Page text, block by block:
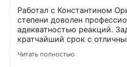
Работал с Константином
степени доволен
адекватностью реакций.
кратчайший срок с
должном уровне. Спасибо!
Читать полностью